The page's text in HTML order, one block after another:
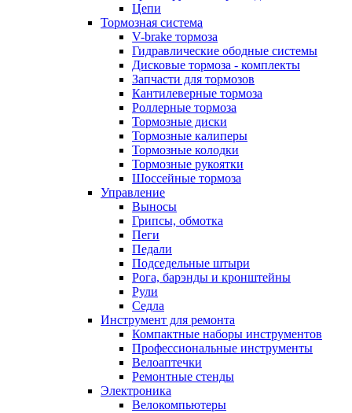
Цепи
Тормозная система
V-brake тормоза
Гидравлические ободные системы
Дисковые тормоза - комплекты
Запчасти для тормозов
Кантилеверные тормоза
Роллерные тормоза
Тормозные диски
Тормозные калиперы
Тормозные колодки
Тормозные рукоятки
Шоссейные тормоза
Управление
Выносы
Грипсы, обмотка
Пеги
Педали
Подседельные штыри
Рога, барэнды и кронштейны
Рули
Седла
Инструмент для ремонта
Компактные наборы инструментов
Профессиональные инструменты
Велоаптечки
Ремонтные стенды
Электроника
Велокомпьютеры